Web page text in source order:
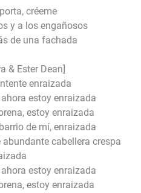
créeme
y a los engañosos
de una fachada
& Ester Dean]
enraizada
estoy enraizada
estoy enraizada
de mí, enraizada
cabellera crespa
estoy enraizada
estoy enraizada